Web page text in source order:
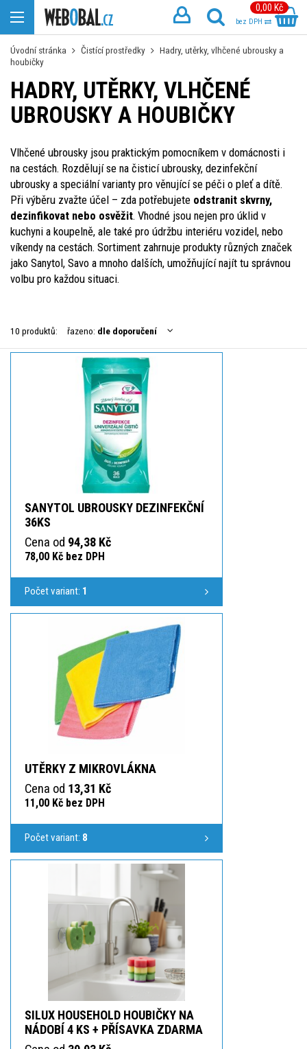
0,00 Kč
bez DPH
Úvodní stránka Čistící prostředky
Hadry, utěrky, vlhčené ubrousky a
houbičky
HADRY, UTĚRKY, VLHČENÉ
UBROUSKY A HOUBIČKY
Vlhčené ubrousky jsou praktickým pomocníkem v domácnosti i
na cestách. Rozdělují se na čisticí ubrousky, dezinfekční
ubrousky a speciální varianty pro věnující se péči o pleť a dítě.
Při výběru zvažte účel – zda potřebujete odstranit skvrny,
dezinfikovat nebo osvěžit. Vhodné jsou nejen pro úklid v
kuchyni a koupelně, ale také pro údržbu interiéru vozidel, nebo
víkendy na cestách. Sortiment zahrnuje produkty různých značek
jako Sanytol, Savo a mnoho dalších, umožňující najít tu správnou
volbu pro každou situaci.
10 produktů: řazeno: dle doporučení
SANYTOL UBROUSKY DEZINFEKČNÍ
36KS
Cena od 94,38 Kč
78,00 Kč bez DPH
Počet variant: 1
UTĚRKY Z MIKROVLÁKNA
Cena od 13,31 Kč
11,00 Kč bez DPH
Počet variant: 8
SILUX HOUSEHOLD HOUBIČKY NA
NÁDOBÍ 4 KS + PŘÍSAVKA ZDARMA